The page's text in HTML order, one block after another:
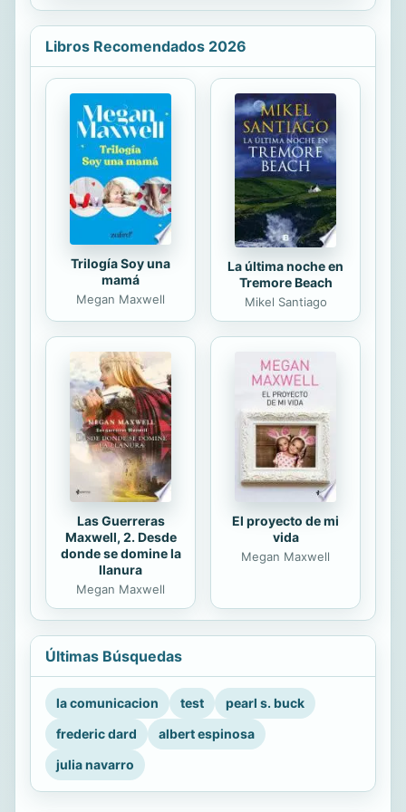
Lepanto;...
apasionante novela Lucio Cornelio
de Pompeyo en las guerras
sertorianas y después hombre de
confianza de Julio César; Lucio
Cornelio Balbo Minor, sobrino del
anterior y prestigioso general que
lideró una mítica expedición romana
a África, llegando hasta el río Níger; y
Cornelia, hija de este último,...
Libros Recomendados 2026
Trilogía Soy una
mamá
Megan Maxwell
La última noche en
Tremore Beach
Mikel Santiago
Las Guerreras
Maxwell, 2. Desde
donde se domine la
llanura
Megan Maxwell
El proyecto de mi
vida
Megan Maxwell
Últimas Búsquedas
la comunicacion test
pearl s. buck
frederic dard
albert espinosa
julia navarro